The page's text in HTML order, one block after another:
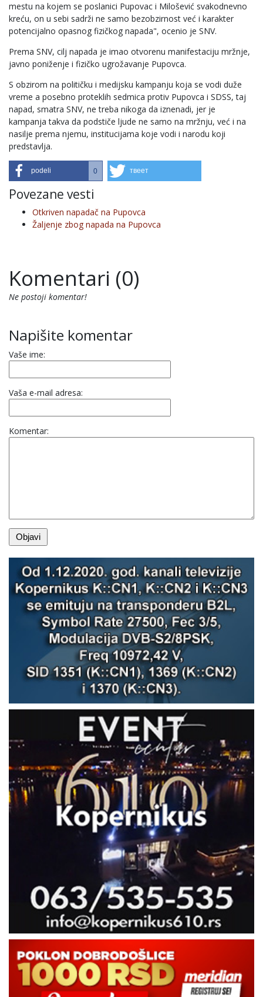
mestu na kojem se poslanici Pupovac i Milošević svakodnevno
kreću, on u sebi sadrži ne samo bezobzirnost već i karakter
potencijalno opasnog fizičkog napada", ocenio je SNV.
Prema SNV, cilj napada je imao otvorenu manifestaciju mržnje,
javno poniženje i fizičko ugrožavanje Pupovca.
S obzirom na političku i medijsku kampanju koja se vodi duže
vreme a posebno proteklih sedmica protiv Pupovca i SDSS, taj
napad, smatra SNV, ne treba nikoga da iznenadi, jer je
kampanja takva da podstiče ljude ne samo na mržnju, već i na
nasilje prema njemu, institucijama koje vodi i narodu koji
predstavlja.
podeli 0 твеет
Povezane vesti
Otkriven napadač na Pupovca
Žaljenje zbog napada na Pupovca
Komentari (0)
Ne postoji komentar!
Napišite komentar
Vaše ime:
Vaša e-mail adresa:
Komentar: